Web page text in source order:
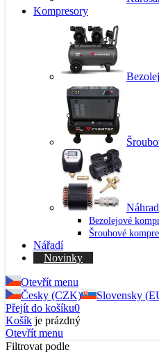
Kompresory
Bezolejové
Šroubové
Nářadí
Novinky
Otevřít menu
Česky (CZK)
Slovensky
Přejít do košíku0
Košík je prázdný
Otevřít menu
Filtrovat podle